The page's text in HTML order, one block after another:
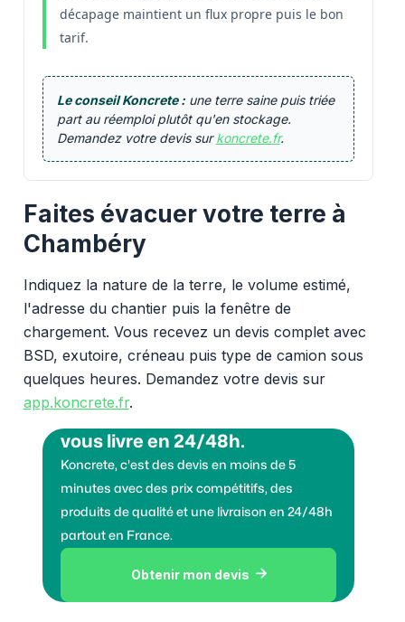
décapage maintient un flux propre puis le bon
tarif.
Le conseil Koncrete :une terre saine puis triée
part au réemploi plutôt qu'en stockage.
Demandez votre devis surkoncrete.fr.
Faites évacuer votre terre à
Chambéry
Indiquez la nature de la terre, le volume estimé,
l'adresse du chantier puis la fenêtre de
chargement. Vous recevez un devis complet avec
BSD, exutoire, créneau puis type de camion sous
quelques heures. Demandez votre devis sur
app.koncrete.fr.
vous livre en 24/48h.
Koncrete, c'est des devis en moins de 5
minutes avec des prix compétitifs, des
produits de qualité et une livraison en 24/48h
partout en France.
Obtenir mon devis 